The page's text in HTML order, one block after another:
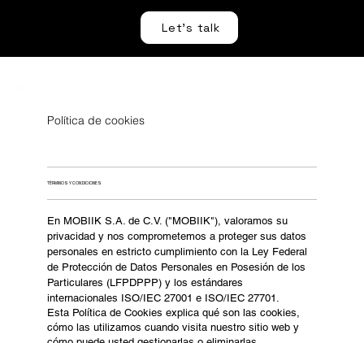
Let's talk
Política de cookies
TÉRMINOS Y CONDICIONES
En MOBIIK S.A. de C.V. ("MOBIIK"), valoramos su
privacidad y nos comprometemos a proteger sus datos
personales en estricto cumplimiento con la Ley Federal
de Protección de Datos Personales en Posesión de los
Particulares (LFPDPPP) y los estándares
internacionales ISO/IEC 27001 e ISO/IEC 27701.
Esta Política de Cookies explica qué son las cookies,
cómo las utilizamos cuando visita nuestro sitio web y